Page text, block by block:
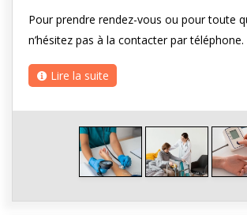
Pour prendre rendez-vous ou pour toute
n’hésitez pas à la contacter par téléphone.
Lire la suite